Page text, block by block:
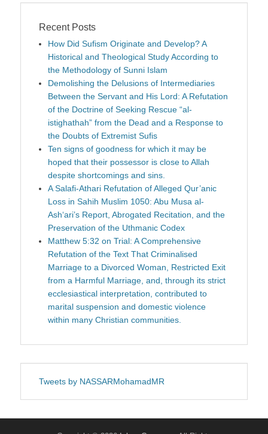
Recent Posts
How Did Sufism Originate and Develop? A
Historical and Theological Study According to
the Methodology of Sunni Islam
Demolishing the Delusions of Intermediaries
Between the Servant and His Lord: A Refutation
of the Doctrine of Seeking Rescue “al-
istighathah” from the Dead and a Response to
the Doubts of Extremist Sufis
Ten signs of goodness for which it may be
hoped that their possessor is close to Allah
despite shortcomings and sins.
A Salafi-Athari Refutation of Alleged Qur’anic
Loss in Sahih Muslim 1050: Abu Musa al-
Ash‘ari’s Report, Abrogated Recitation, and the
Preservation of the Uthmanic Codex
Matthew 5:32 on Trial: A Comprehensive
Refutation of the Text That Criminalised
Marriage to a Divorced Woman, Restricted Exit
from a Harmful Marriage, and, through its strict
ecclesiastical interpretation, contributed to
marital suspension and domestic violence
within many Christian communities.
Tweets by NASSARMohamadMR